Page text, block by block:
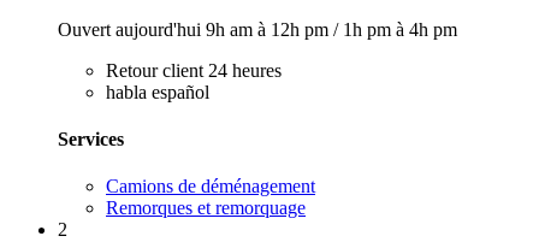
Ouvert aujourd'hui 9h am à 12h pm / 1h pm à 4h pm
Retour client 24 heures
habla español
Services
Camions de déménagement
Remorques et remorquage
2